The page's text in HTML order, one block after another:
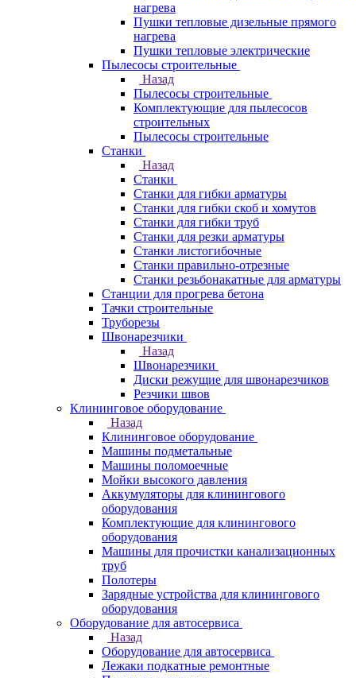
нагрева
Пушки тепловые дизельные прямого
нагрева
Пушки тепловые электрические
Пылесосы строительные
Назад
Пылесосы строительные
Комплектующие для пылесосов
строительных
Пылесосы строительные
Станки
Назад
Станки
Станки для гибки арматуры
Станки для гибки скоб и хомутов
Станки для гибки труб
Станки для резки арматуры
Станки листогибочные
Станки правильно-отрезные
Станки резьбонакатные для арматуры
Станции для прогрева бетона
Тачки строительные
Труборезы
Швонарезчики
Назад
Швонарезчики
Диски режущие для швонарезчиков
Резчики швов
Клининговое оборудование
Назад
Клининговое оборудование
Машины подметальные
Машины поломоечные
Мойки высокого давления
Аккумуляторы для клинингового
оборудования
Комплектующие для клинингового
оборудования
Машины для прочистки канализационных
труб
Полотеры
Зарядные устройства для клинингового
оборудования
Оборудование для автосервиса
Назад
Оборудование для автосервиса
Лежаки подкатные ремонтные